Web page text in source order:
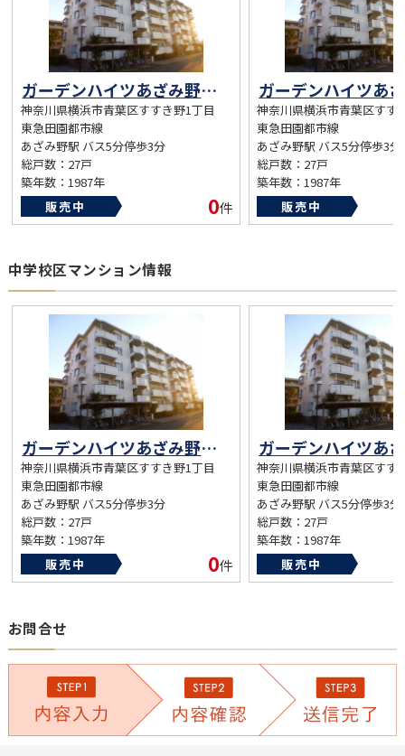
ガーデンハイツあざみ野１号棟【2面バルコニー・生活環境施設◎】
神奈川県横浜市青葉区すすき野1丁目
東急田園都市線
あざみ野駅 バス5分停歩3分
総戸数：27戸
築年数：1987年
販売中
0件
神奈川県横浜市青葉区すす
東急田園都市線
あざみ野駅 バス5分停歩3分
総戸数：27戸
築年数：1987年
販売中
中学校区マンション情報
ガーデンハイツあざみ野１号棟【2面バルコニー・生活環境施設◎】
神奈川県横浜市青葉区すすき野1丁目
東急田園都市線
あざみ野駅 バス5分停歩3分
総戸数：27戸
築年数：1987年
販売中
0件
神奈川県横浜市青葉区すす
東急田園都市線
あざみ野駅 バス5分停歩3分
総戸数：27戸
築年数：1987年
販売中
お問合せ